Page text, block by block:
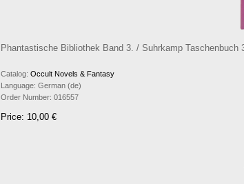
Phantastische Bibliothek Band 3. / Suhrkamp Taschenbuch
Catalog: Occult Novels & Fantasy
Language: German (de)
Order Number: 016557
Price: 10,00 €